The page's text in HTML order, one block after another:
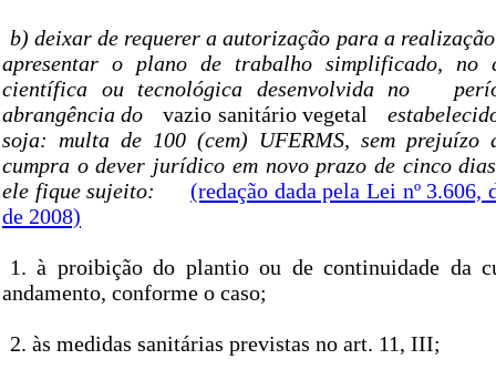
b) deixar de requerer a autorização para a
apresentar o plano de trabalho simplificado, no
científica ou tecnológica desenvolvida no
abrangência do
vazio sanitário vegetal
soja: multa de 100 (cem) UFERMS, sem
cumpra o dever jurídico em novo prazo de cinco
ele fique sujeito:
(redação dada pela Lei nº 3.606,
de 2008)
1. à proibição do plantio ou de continuidade da
andamento, conforme o caso;
2. às medidas sanitárias previstas no art. 11, III;